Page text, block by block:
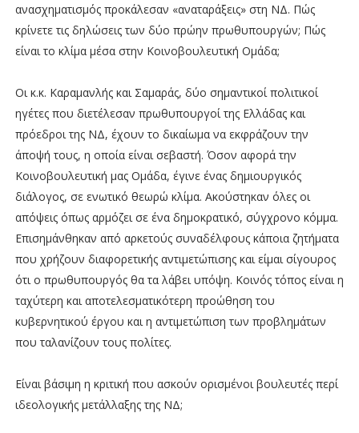
ανασχηματισμός προκάλεσαν «αναταράξεις» στη ΝΔ. Πώς
κρίνετε τις δηλώσεις των δύο πρώην πρωθυπουργών; Πώς
είναι το κλίμα μέσα στην Κοινοβουλευτική Ομάδα;
Οι κ.κ. Καραμανλής και Σαμαράς, δύο σημαντικοί πολιτικοί
ηγέτες που διετέλεσαν πρωθυπουργοί της Ελλάδας και
πρόεδροι της ΝΔ, έχουν το δικαίωμα να εκφράζουν την
άποψή τους, η οποία είναι σεβαστή. Όσον αφορά την
Κοινοβουλευτική μας Ομάδα, έγινε ένας δημιουργικός
διάλογος, σε ενωτικό θεωρώ κλίμα. Ακούστηκαν όλες οι
απόψεις όπως αρμόζει σε ένα δημοκρατικό, σύγχρονο κόμμα.
Επισημάνθηκαν από αρκετούς συναδέλφους κάποια ζητήματα
που χρήζουν διαφορετικής αντιμετώπισης και είμαι σίγουρος
ότι ο πρωθυπουργός θα τα λάβει υπόψη. Κοινός τόπος είναι η
ταχύτερη και αποτελεσματικότερη προώθηση του
κυβερνητικού έργου και η αντιμετώπιση των προβλημάτων
που ταλανίζουν τους πολίτες.
Είναι βάσιμη η κριτική που ασκούν ορισμένοι βουλευτές περί
ιδεολογικής μετάλλαξης της ΝΔ;